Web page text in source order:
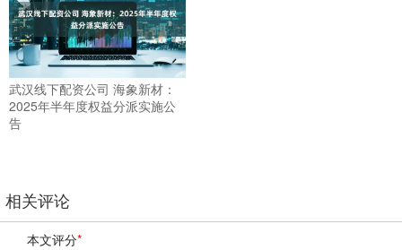
武汉线下配资公司 海象新材：
2025年半年度权益分派实施公
告
相关评论
本文评分*